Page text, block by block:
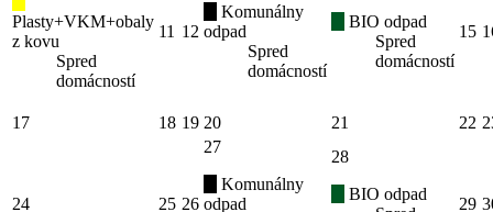
Plasty+VKM+obaly
z kovu
Spred
domácností
11 12
Komunálny
odpad
Spred
domácností
BIO odpad
Spred
domácností
15
17 18 19 20 21 22
24 25 26
27
Komunálny
odpad
28
BIO odpad
29